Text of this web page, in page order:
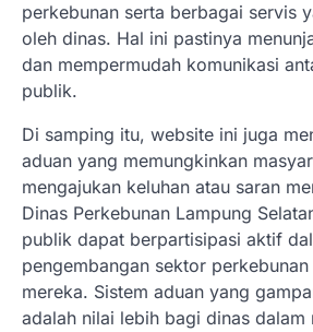
perkebunan serta berbagai servis
oleh dinas. Hal ini pastinya
dan mempermudah komunikasi
publik.
Di samping itu, website ini juga
aduan yang memungkinkan
mengajukan keluhan atau saran
Dinas Perkebunan Lampung
publik dapat berpartisipasi aktif
pengembangan sektor
mereka. Sistem aduan yang
adalah nilai lebih bagi dinas dalam